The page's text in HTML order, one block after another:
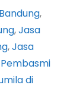
, Jasa
, Jasa
di